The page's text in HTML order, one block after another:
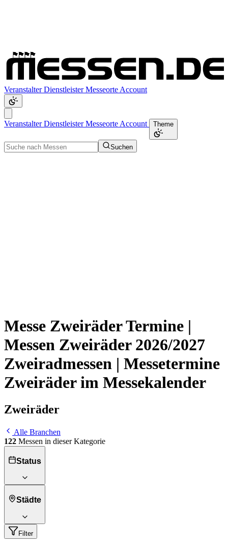
VeranstalterDienstleisterMesseorte Account
VeranstalterDienstleisterMesseorte Account Theme
Suchen
Messe Zweiräder Termine |
Messen Zweiräder 2026/2027
Zweiradmessen | Messetermine
Zweiräder im Messekalender
Zweiräder
Alle Branchen
122 Messen in dieser Kategorie
Status
Städte
Filter